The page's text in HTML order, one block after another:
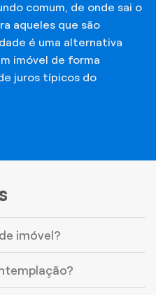
comum, de onde sai o
aqueles que são
é uma alternativa
imóvel de forma
juros típicos do
imóvel?